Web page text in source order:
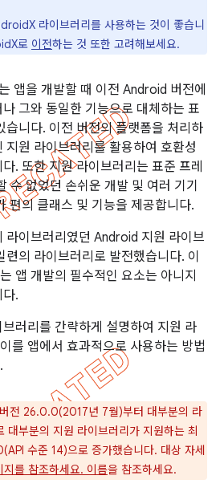
라이브러리를 사용하는 것이 좋습니
로 이전하는 것 또한 고려해보세요.
앱을 개발할 때 이전 Android 버전에
그와 동일한 기능으로 대체하는 표
습니다. 이전 버전의 플랫폼을 처리하
지원 라이브러리를 활용하여 호환성
. 또한 지원 라이브러리는 표준 프레
수 없었던 손쉬운 개발 및 여러 기기
편의 클래스 및 기능을 제공합니다.
라이브러리였던 Android 지원 라이브
의 라이브러리로 발전했습니다. 이
앱 개발의 필수적인 요소는 아니지
.
러리를 간략하게 설명하여 지원 라
를 앱에서 효과적으로 사용하는 방법
전 26.0.0(2017년 7월)부터 대부분의 라
대부분의 지원 라이브러리가 지원하는 최
수준 14)으로 증가했습니다. 대상 자세
지를 참조하세요. 이름을 참조하세요.